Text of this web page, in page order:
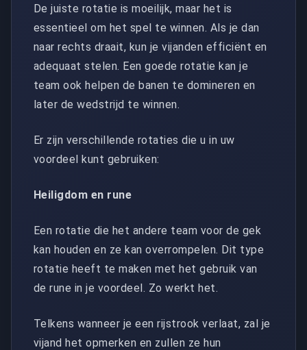
De juiste rotatie is moeilijk, maar het is
essentieel om het spel te winnen. Als je dan
naar rechts draait, kun je vijanden efficiënt en
adequaat stelen. Een goede rotatie kan je
team ook helpen de banen te domineren en
later de wedstrijd te winnen.
Er zijn verschillende rotaties die u in uw
voordeel kunt gebruiken:
Heiligdom en rune
Een rotatie die het andere team voor de gek
kan houden en ze kan overrompelen. Dit type
rotatie heeft te maken met het gebruik van
de rune in je voordeel. Zo werkt het.
Telkens wanneer je een rijstrook verlaat, zal je
vijand het opmerken en zullen ze hun